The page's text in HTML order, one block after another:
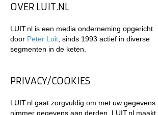
OVER LUIT.NL
LUIT.nl is een media onderneming opgericht
door Peter Luit , sinds 1993 actief in diverse
segmenten in de keten.
PRIVACY/COOKIES
LUIT.nl gaat zorgvuldig om met uw
nimmer gegevens aan derden. LUIT.nl maakt